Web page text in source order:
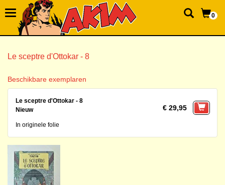
0
Le sceptre d'Ottokar - 8
Beschikbare exemplaren
Le sceptre d'Ottokar - 8
Nieuw
In originele folie
€ 29,95